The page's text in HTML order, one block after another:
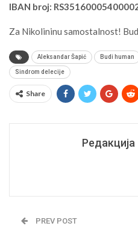
IBAN broj:
Za Nikolininu samostalnost!
Aleksandar Šapić Budi human
Sindrom delecije
Share
Редакција
PREV POST